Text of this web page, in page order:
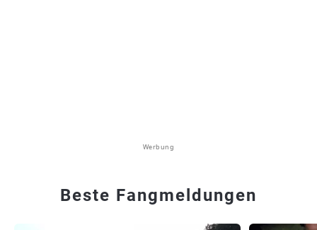
Werbung
Beste Fangmeldungen